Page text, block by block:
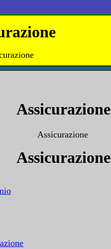
Assicurazione
Assicurazione
Assicurazione